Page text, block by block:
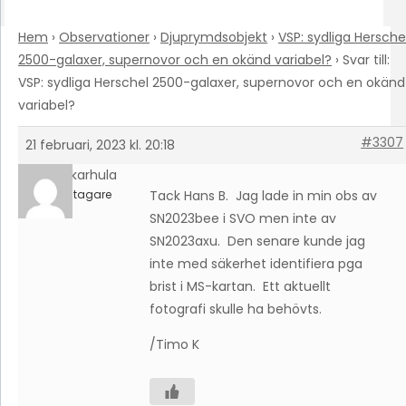
Hem › Observationer › Djuprymdsobjekt › VSP: sydliga
2500-galaxer, supernovor och en okänd variabel? › Svar till:
VSP: sydliga Herschel 2500-galaxer, supernovor och en okänd
variabel?
21 februari, 2023 kl. 20:18
#3307
timokarhula
Deltagare
Tack Hans B. Jag lade in min obs av
SN2023bee i SVO men inte av
SN2023axu. Den senare kunde jag
inte med säkerhet identifiera pga
brist i MS-kartan. Ett aktuellt
fotografi skulle ha behövts.
/Timo K